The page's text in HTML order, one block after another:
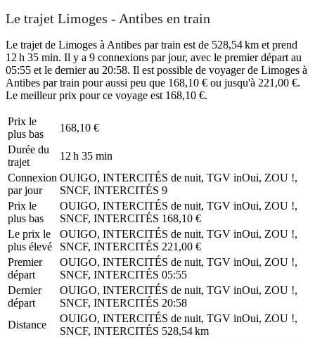
Le trajet Limoges - Antibes en train
Le trajet de Limoges à Antibes par train est de 528,54 km et prend
12 h 35 min. Il y a 9 connexions par jour, avec le premier départ au
05:55 et le dernier au 20:58. Il est possible de voyager de Limoges à
Antibes par train pour aussi peu que 168,10 € ou jusqu'à 221,00 €.
Le meilleur prix pour ce voyage est 168,10 €.
Prix ​​le
plus bas
168,10 €
Durée du
trajet
12 h 35 min
Connexion
par jour
OUIGO, INTERCITÉS de nuit, TGV inOui, ZOU !,
SNCF, INTERCITÉS 9
Prix ​​le
plus bas
OUIGO, INTERCITÉS de nuit, TGV inOui, ZOU !,
SNCF, INTERCITÉS 168,10 €
Le prix le
plus élevé
OUIGO, INTERCITÉS de nuit, TGV inOui, ZOU !,
SNCF, INTERCITÉS 221,00 €
Premier
départ
OUIGO, INTERCITÉS de nuit, TGV inOui, ZOU !,
SNCF, INTERCITÉS 05:55
Dernier
départ
OUIGO, INTERCITÉS de nuit, TGV inOui, ZOU !,
SNCF, INTERCITÉS 20:58
Distance
OUIGO, INTERCITÉS de nuit, TGV inOui, ZOU !,
SNCF, INTERCITÉS 528,54 km